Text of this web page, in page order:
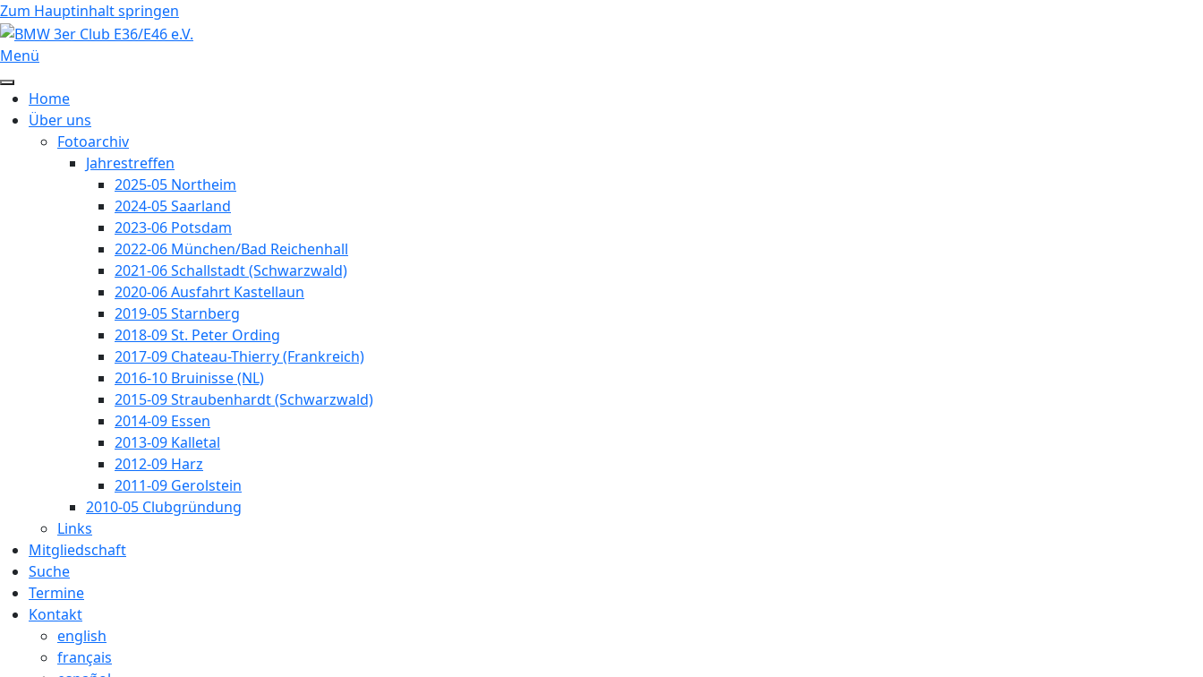
Zum Hauptinhalt springen
Menü
Home
Über uns
Fotoarchiv
Jahrestreffen
2025-05 Northeim
2024-05 Saarland
2023-06 Potsdam
2022-06 München/Bad Reichenhall
2021-06 Schallstadt (Schwarzwald)
2020-06 Ausfahrt Kastellaun
2019-05 Starnberg
2018-09 St. Peter Ording
2017-09 Chateau-Thierry (Frankreich)
2016-10 Bruinisse (NL)
2015-09 Straubenhardt (Schwarzwald)
2014-09 Essen
2013-09 Kalletal
2012-09 Harz
2011-09 Gerolstein
2010-05 Clubgründung
Links
Mitgliedschaft
Suche
Termine
Kontakt
english
français
Jahr
Monat
Jahr
Monat